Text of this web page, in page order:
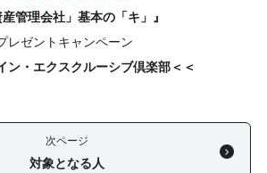
管理会社」基本の「キ」』
レゼントキャンペーン
ン・エクスクルーシブ倶楽部＜＜
次ページ
対象となる人